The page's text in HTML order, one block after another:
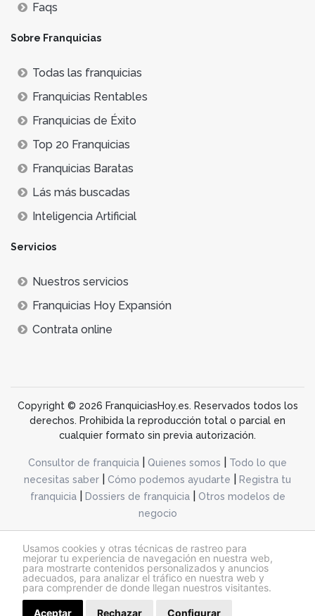
Usamos cookies y otras técnicas de rastreo para
mejorar tu experiencia de navegación en nuestra web,
para mostrarte contenidos personalizados y anuncios
adecuados, para analizar el tráfico en nuestra web y
para comprender de donde llegan nuestros visitantes.
Aceptar Rechazar Configurar
Faqs
Sobre Franquicias
Todas las franquicias
Franquicias Rentables
Franquicias de Éxito
Top 20 Franquicias
Franquicias Baratas
Lás más buscadas
Inteligencia Artificial
Servicios
Nuestros servicios
Franquicias Hoy Expansión
Contrata online
Copyright © 2026 FranquiciasHoy.es. Reservados todos los
derechos. Prohibida la reproducción total o parcial en
cualquier formato sin previa autorización.
Consultor de franquicia Quienes somos
Todo lo que
necesitas saber
Cómo podemos ayudarte
Registra tu
franquicia| Dossiers de franquicia|
Otros modelos de
negocio
@franquiciashoy.es |Aviso legal| Política de cookies|Política de privacidad